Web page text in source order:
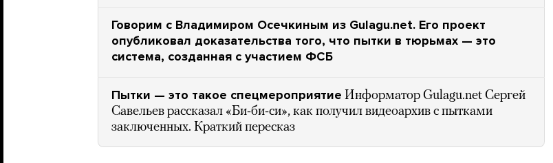
Говорим с Владимиром Осечкиным из Gulagu.net. Его проект
опубликовал доказательства того, что пытки в тюрьмах — это
система, созданная с участием ФСБ
Пытки — это такое спецмероприятие Информатор Gulagu.net Сергей
Савельев рассказал «Би-би-си», как получил видеоархив с пытками
заключенных. Краткий пересказ